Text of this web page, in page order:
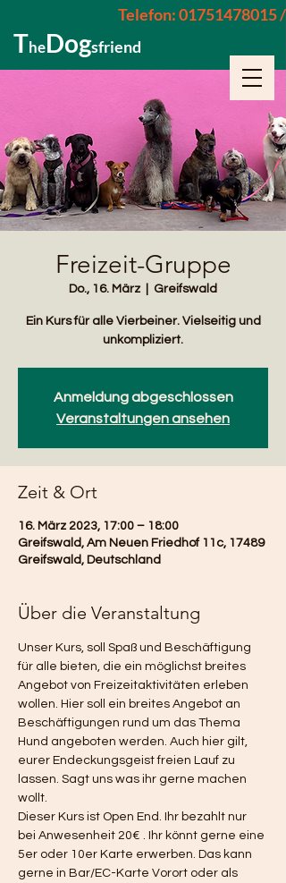
TheDogsfriend
Telefon: 01751478015 /
Freizeit-Gruppe
Do., 16. März Greifswald
Ein Kurs für alle Vierbeiner. Vielseitig und
unkompliziert.
Anmeldung abgeschlossen
Veranstaltungen ansehen
Zeit & Ort
16. März 2023, 17:00 – 18:00
Greifswald, Am Neuen Friedhof 11c, 17489
Greifswald, Deutschland
Über die Veranstaltung
Unser Kurs, soll Spaß und Beschäftigung
für alle bieten, die ein möglichst breites
Angebot von Freizeitaktivitäten erleben
wollen. Hier soll ein breites Angebot an
Beschäftigungen rund um das Thema
Hund angeboten werden. Auch hier gilt,
eurer Endeckungsgeist freien Lauf zu
lassen. Sagt uns was ihr gerne machen
wollt.
Dieser Kurs ist Open End. Ihr bezahlt nur
bei Anwesenheit 20€ . Ihr könnt gerne eine
5er oder 10er Karte erwerben. Das kann
gerne in Bar/EC-Karte Vorort oder als